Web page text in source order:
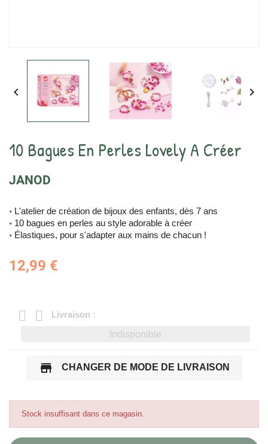
 
10 Bagues En Perles Lovely A Créer
JANOD
◦ L'atelier de création de bijoux des enfants, dès 7 ans
◦ 10 bagues en perles au style adorable à créer
◦ Élastiques, pour s'adapter aux mains de chacun !
12,99 €
Livraison :
Indisponible
store CHANGER DE MODE DE LIVRAISON
Stock insuffisant dans ce magasin.